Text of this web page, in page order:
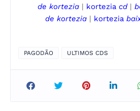
de kortezia kortezia cd|
de kortezia kortezia
PAGODÃO ULTIMOS CDS